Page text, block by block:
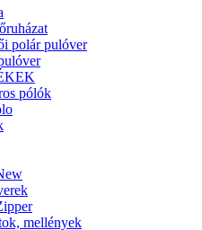
polár pulóver
pólók
mellények